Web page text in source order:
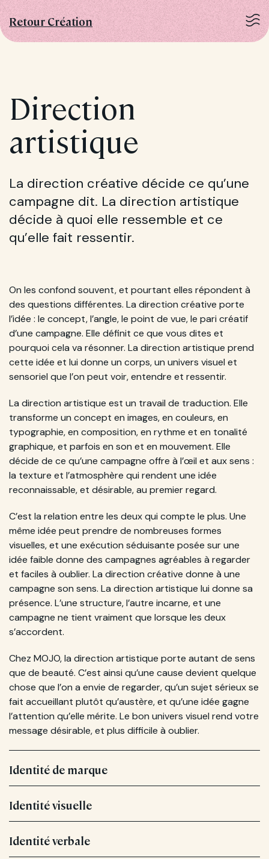
Retour Création
Direction
artistique
La direction créative décide ce qu’une
campagne dit. La direction artistique
décide à quoi elle ressemble et ce
qu’elle fait ressentir.
On les confond souvent, et pourtant elles répondent à
des questions différentes. La direction créative porte
l’idée : le concept, l’angle, le point de vue, le pari créatif
d’une campagne. Elle définit ce que vous dites et
pourquoi cela va résonner. La direction artistique prend
cette idée et lui donne un corps, un univers visuel et
sensoriel que l’on peut voir, entendre et ressentir.
La direction artistique est un travail de traduction. Elle
transforme un concept en images, en couleurs, en
typographie, en composition, en rythme et en tonalité
graphique, et parfois en son et en mouvement. Elle
décide de ce qu’une campagne offre à l’œil et aux sens :
la texture et l’atmosphère qui rendent une idée
reconnaissable, et désirable, au premier regard.
C’est la relation entre les deux qui compte le plus. Une
même idée peut prendre de nombreuses formes
visuelles, et une exécution séduisante posée sur une
idée faible donne des campagnes agréables à regarder
et faciles à oublier. La direction créative donne à une
campagne son sens. La direction artistique lui donne sa
présence. L’une structure, l’autre incarne, et une
campagne ne tient vraiment que lorsque les deux
s’accordent.
Chez MOJO, la direction artistique porte autant de sens
que de beauté. C’est ainsi qu’une cause devient quelque
chose que l’on a envie de regarder, qu’un sujet sérieux se
fait accueillant plutôt qu’austère, et qu’une idée gagne
l’attention qu’elle mérite. Le bon univers visuel rend votre
message désirable, et plus difficile à oublier.
Identité de marque
Identité visuelle
Identité verbale